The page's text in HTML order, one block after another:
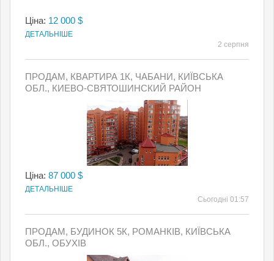
Ціна: 12 000 $
ДЕТАЛЬНІШЕ
2 серпня
ПРОДАМ, КВАРТИРА 1К, ЧАБАНИ, КИЇВСЬКА
ОБЛ., КИЕВО-СВЯТОШИНСКИЙ РАЙОН
Ціна: 87 000 $
ДЕТАЛЬНІШЕ
Сьогодні 01:57
ПРОДАМ, БУДИНОК 5К, РОМАНКІВ, КИЇВСЬКА
ОБЛ., ОБУХІВ